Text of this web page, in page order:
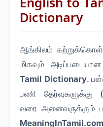
English to
Dictionary
ஆங்கிலம்
மிகவும்
Tamil Dictionary.
பணி தேர்வுகளுக்கு
வரை அனைவருக்கும்
MeaningInTamil.com